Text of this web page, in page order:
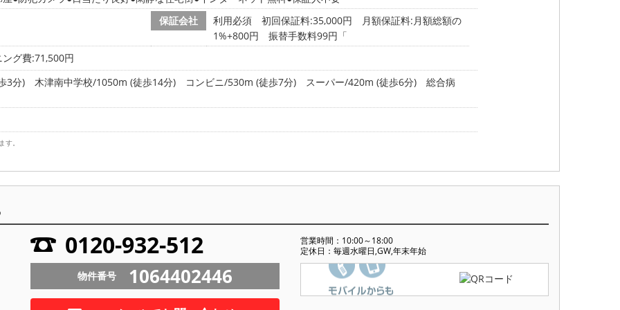
保証会社
利用必須 初回保証料:35,000円 月額保証料:月額総額の
1%+800円 振替手数料99円「
グ費:71,500円
3分)
木津南中学校/1050m (徒歩14分) コンビニ/530m (徒歩7分) スーパー/420m (徒歩6分) 総合病
。
0120-932-512
営業時間：10:00～18:00
定休日：毎週水曜日,GW,年末年始
物件番号 1064402446